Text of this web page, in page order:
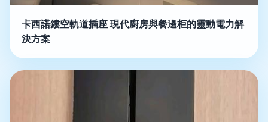
卡西諾鏤空軌道插座 現代廚房與餐邊柜的靈動電力解
決方案